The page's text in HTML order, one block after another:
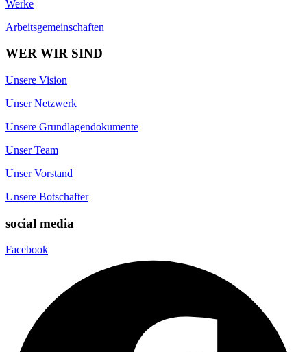
Werke
Arbeitsgemeinschaften
WER WIR SIND
Unsere Vision
Unser Netzwerk
Unsere Grundlagendokumente
Unser Team
Unser Vorstand
Unsere Botschafter
social media
Facebook